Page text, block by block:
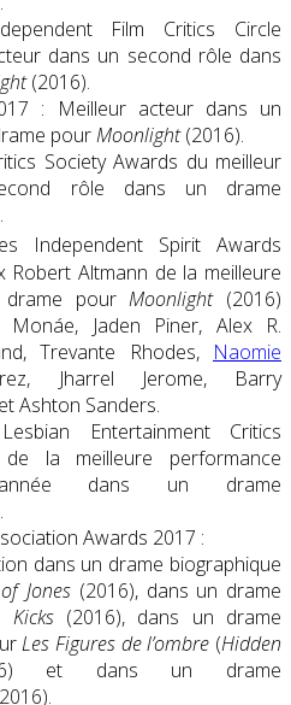
Film Critics Circle
dans un second rôle dans
(2016).
: Meilleur acteur dans un
pourMoonlight(2016).
Society Awards du meilleur
rôle dans un drame
Independent Spirit Awards
Robert Altmann de la meilleure
drame pourMoonlight(2016)
Monáe, Jaden Piner, Alex R.
Trevante Rhodes, Naomie
Jharrel Jerome, Barry
Ashton Sanders.
Entertainment Critics
la meilleure performance
dans un drame
Awards 2017 :
dans un drame biographique
Jones (2016), dans un drame
Kicks(2016), dans un drame
Les Figures de l’ombre (Hidden
et dans un drame